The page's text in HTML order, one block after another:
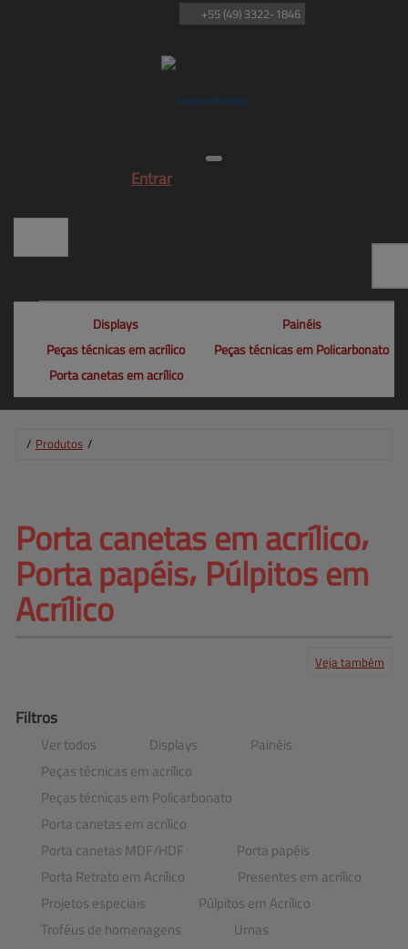
Entrar
+55 (49) 3322-1846
Displays
Painéis
Peças técnicas em acrílico
Peças técnicas em Policarbonato
Porta canetas em acrílico
/ Produtos /
Porta papéis⸴ Púlpitos em
Acrílico
Veja também
Filtros
Ver todos Displays
Painéis
Peças técnicas em acrílico
Peças técnicas em Policarbonato
Porta canetas em acrílico
Porta canetas MDF​/​HDF
Porta papéis
Porta Retrato em Acrílico
Presentes em acrílico
Projetos especiais
Púlpitos em Acrílico
Troféus de homenagens
Urnas